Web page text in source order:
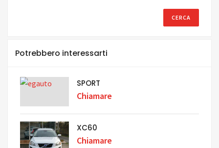
Potrebbero interessarti
SPORT
Chiamare
XC60
Chiamare